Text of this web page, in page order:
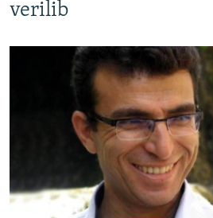
verilib